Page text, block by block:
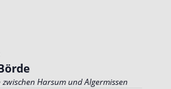
zwischen Harsum und Algermissen